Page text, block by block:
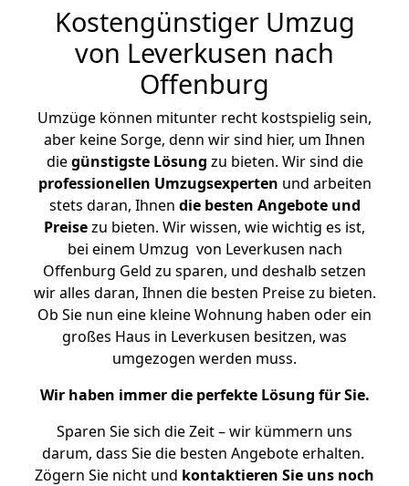
Kostengünstiger Umzug
von Leverkusen nach
Offenburg
Umzüge können mitunter recht kostspielig sein,
aber keine Sorge, denn wir sind hier, um Ihnen
diegünstigste Lösung zu bieten. Wir sind die
professionellen Umzugsexperten und arbeiten
stets daran, Ihnen die besten Angebote und
Preisezu bieten. Wir wissen, wie wichtig es ist,
bei einem Umzug von Leverkusen nach
Offenburg Geld zu sparen, und deshalb setzen
wir alles daran, Ihnen die besten Preise zu bieten.
Ob Sie nun eine kleine Wohnung haben oder ein
großes Haus in Leverkusen besitzen, was
umgezogen werden muss.
Wir haben immer die perfekte Lösung für Sie.
Sparen Sie sich die Zeit – wir kümmern uns
darum, dass Sie die besten Angebote erhalten.
Zögern Sie nicht und kontaktieren Sie uns noch